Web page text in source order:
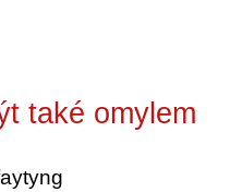
také omylem